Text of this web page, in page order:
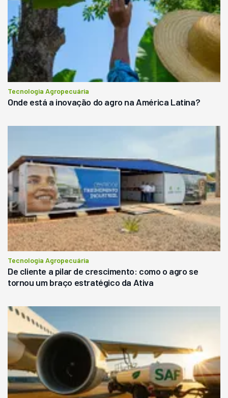
Tecnologia Agropecuária
Onde está a inovação do agro na América Latina?
Tecnologia Agropecuária
De cliente a pilar de crescimento: como o agro se
tornou um braço estratégico da Ativa